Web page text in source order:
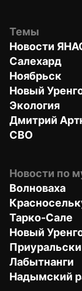
Темы
Новости
Салехард
Ноябрьск
Новый
Экология
Дмитрий
СВО
Новости по
Волноваха
Тарко-Сале
Новый
Лабытнанги
Надымский